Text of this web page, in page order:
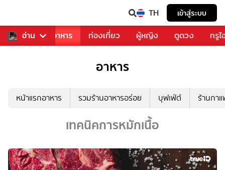
TH เข้าสู่ระบบ
อ่าน
การเพลง อาหาร ท่องเที่ยว ผู้หญิง ดูดวง ทรู
อาหาร
หน้าแรกอาหาร รวมร้านอาหารอร่อย บุฟเฟ่ต์ ร้านกา
เทคนิคการหมักเนื้อ